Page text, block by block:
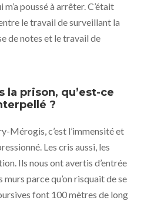
poussé à arrêter. C’était
le travail de surveillant la
de notes et le travail de
la prison, qu’est-ce
?
Mérogis, c’est l’immensité et
Les cris aussi, les
Ils nous ont avertis d’entrée
murs parce qu’on risquait de se
font 100 mètres de long